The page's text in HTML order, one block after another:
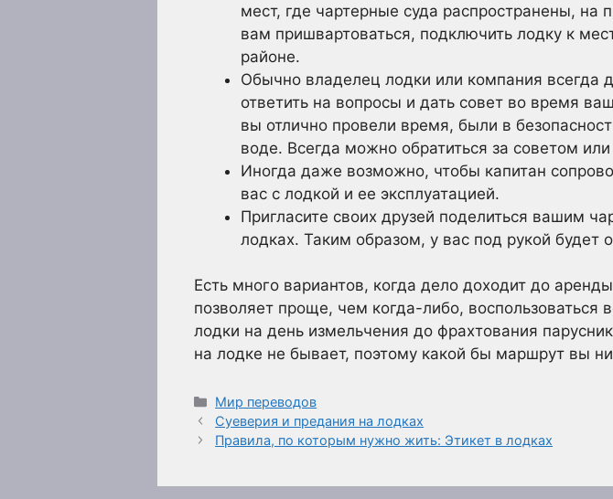
мест, где чартерные суда распространены, на
вам пришвартоваться, подключить лодку к
районе.
Обычно владелец лодки или компания всегда
ответить на вопросы и дать совет во время
вы отлично провели время, были в
воде. Всегда можно обратиться за советом
Иногда даже возможно, чтобы капитан
вас с лодкой и ее эксплуатацией.
Пригласите своих друзей поделиться вашим
лодках. Таким образом, у вас под рукой
Есть много вариантов, когда дело доходит до
позволяет проще, чем когда-либо,
лодки на день измельчения до фрахтования
на лодке не бывает, поэтому какой бы маршрут вы
Рубрики
Мир переводов
Суеверия и предания на лодках
Правила, по которым нужно жить: Этикет в лодках